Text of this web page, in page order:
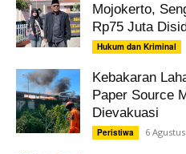
Mojokerto,
Rp75 Juta
Hukum dan Kriminal
Kebakaran
Paper Source
Dievakuasi
Peristiwa 6